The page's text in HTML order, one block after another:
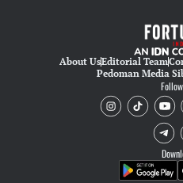
About UsEditorial Team
Pedoman Media